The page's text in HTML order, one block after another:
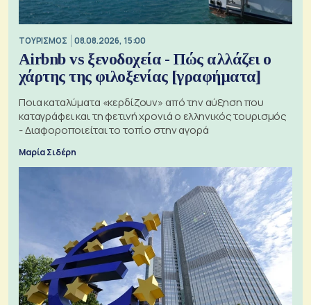
ΤΟΥΡΙΣΜΟΣ 08.08.2026, 15:00
Airbnb vs ξενοδοχεία - Πώς αλλάζει ο
χάρτης της φιλοξενίας [γραφήματα]
Ποια καταλύματα «κερδίζουν» από την αύξηση που
καταγράφει και τη φετινή χρονιά ο ελληνικός τουρισμός
- Διαφοροποιείται το τοπίο στην αγορά
Μαρία Σιδέρη